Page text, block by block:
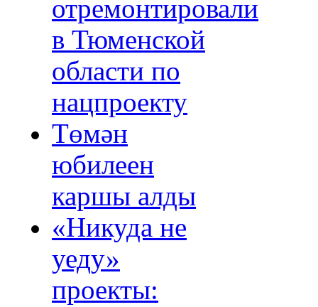
отремонтировали
в Тюменской
области по
нацпроекту
Төмән
юбилеен
каршы алды
«Никуда не
уеду»
проекты: